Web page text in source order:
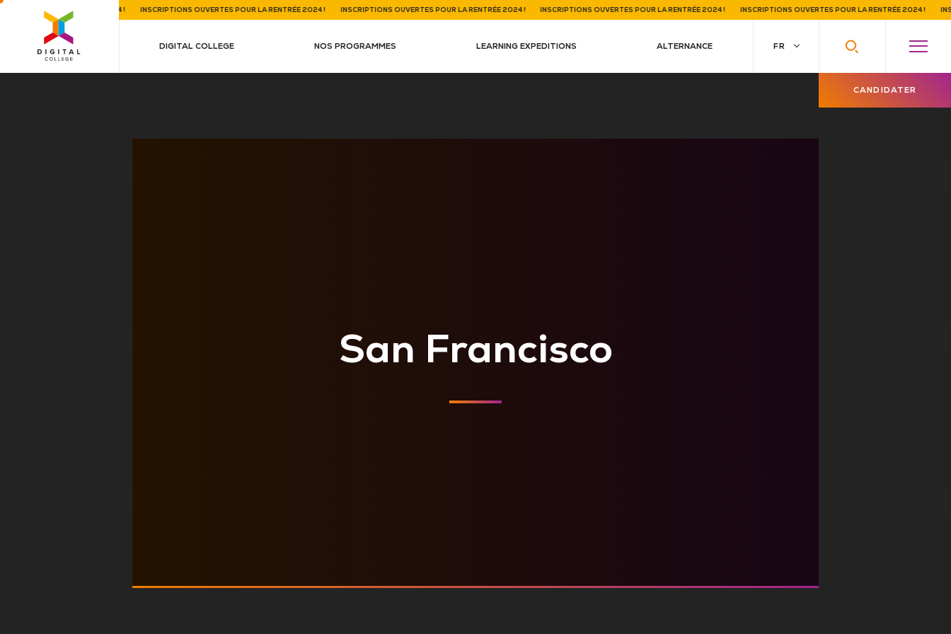
POUR LA RENTRÉE 2024 ! INSCRIPTIONS OUVERTES POUR LA RENTRÉE 2024 ! INSCRIPTIONS OUVERTES POUR LA RENTRÉE 2024 ! INSCRIPTIONS OUVERTES POUR LA RENTRÉE 2024 ! INSCRIPTIONS OUVERTES POUR LA RENTRÉE 2024 !
DIGITAL COLLEGE NOS PROGRAMMES LEARNING EXPEDITIONS ALTERNANCE
CANDIDATER
San Francisco